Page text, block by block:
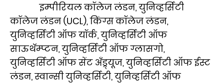
इम्पीरियल कॉलेज लंडन, युनिव्हर्सिटी
कॉलेज लंडन (UCL), किंग्स कॉलेज लंडन,
युनिव्हर्सिटी ऑफ यॉर्क, युनिव्हर्सिटी ऑफ
साऊथॅम्प्टन, युनिव्हर्सिटी ऑफ ग्लासगो,
युनिव्हर्सिटी ऑफ सेंट अँड्र्यूज, युनिव्हर्सिटी ऑफ ईस्ट
लंडन, स्वान्सी युनिव्हर्सिटी, युनिव्हर्सिटी ऑफ